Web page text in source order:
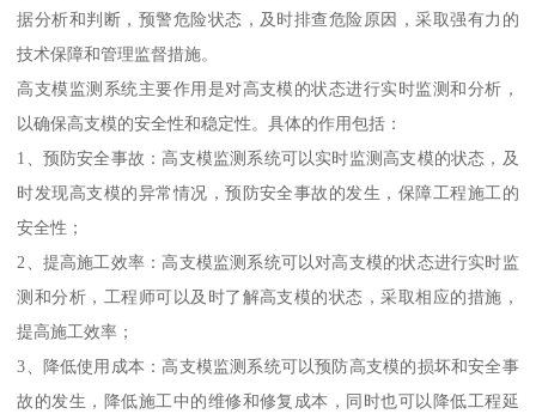
据分析和判断，预警危险状态，及时排查危险原因，采取强有力的
技术保障和管理监督措施。
高支模监测系统主要作用是对高支模的状态进行实时监测和分析，
以确保高支模的安全性和稳定性。具体的作用包括：
1、预防安全事故：高支模监测系统可以实时监测高支模的状态，及
时发现高支模的异常情况，预防安全事故的发生，保障工程施工的
安全性；
2、提高施工效率：高支模监测系统可以对高支模的状态进行实时监
测和分析，工程师可以及时了解高支模的状态，采取相应的措施，
提高施工效率；
3、降低使用成本：高支模监测系统可以预防高支模的损坏和安全事
故的发生，降低施工中的维修和修复成本，同时也可以降低工程延